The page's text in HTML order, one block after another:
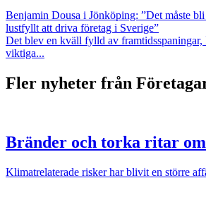
Benjamin Dousa i Jönköping: ”Det måste
lustfyllt att driva företag i Sverige”
Det blev en kväll fylld av framtidsspaningar,
viktiga...
Fler nyheter från
Bränder och torka ritar
Klimatrelaterade risker har blivit en större